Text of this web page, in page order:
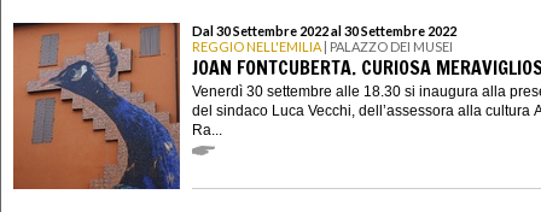
Dal 30 Settembre 2022 al 30 Settembre 2022
REGGIO NELL'EMILIA | PALAZZO DEI MUSEI
JOAN FONTCUBERTA. CURIOSA
Venerdì 30 settembre alle 18.30 si inaugura alla
del sindaco Luca Vecchi, dell’assessora alla cultura
Ra...